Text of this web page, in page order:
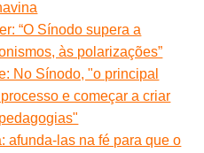
“O Sínodo supera a
às polarizações”
No Sínodo, "o principal
e começar a criar
afunda-las na fé para que o